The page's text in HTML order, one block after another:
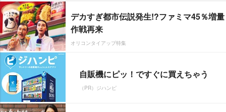
デカすぎ都市伝説発生!?ファミマ45％増量
作戦再来
オリコンタイアップ特集
自販機にピッ！ですぐに買えちゃう
（PR）ジハンピ